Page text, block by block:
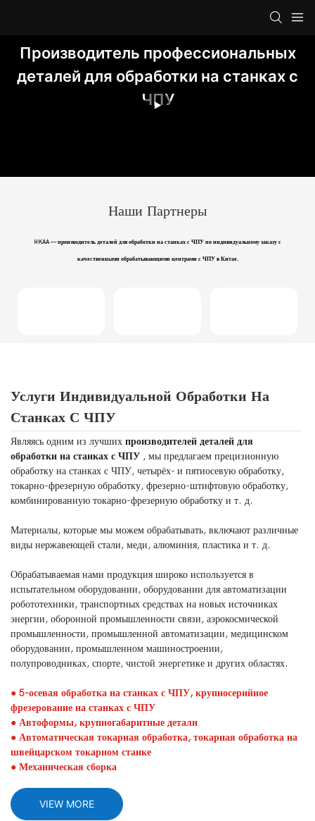
Производитель профессиональных
деталей для обработки на станках с
ЧПУ
Наши Партнеры
HKAA — производитель деталей для обработки на станках с ЧПУ по индивидуальному заказу с
качественными обрабатывающими центрами с ЧПУ в Китае.
Услуги Индивидуальной Обработки На
Станках С ЧПУ
Являясь одним из лучших производителей деталей для
обработки на станках с ЧПУ , мы предлагаем прецизионную
обработку на станках с ЧПУ, четырёх- и пятиосевую обработку,
токарно-фрезерную обработку, фрезерно-штифтовую обработку,
комбинированную токарно-фрезерную обработку и т. д.
Материалы, которые мы можем обрабатывать, включают различные
виды нержавеющей стали, меди, алюминия, пластика и т. д.
Обрабатываемая нами продукция широко используется в
испытательном оборудовании, оборудовании для автоматизации
робототехники, транспортных средствах на новых источниках
энергии, оборонной промышленности связи, аэрокосмической
промышленности, промышленной автоматизации, медицинском
оборудовании, промышленном машиностроении,
полупроводниках, спорте, чистой энергетике и других областях.
● 5-осевая обработка на станках с ЧПУ, крупносерийное
фрезерование на станках с ЧПУ
● Автоформы, крупногабаритные детали
● Автоматическая токарная обработка, токарная обработка на
швейцарском токарном станке
● Механическая сборка
VIEW MORE